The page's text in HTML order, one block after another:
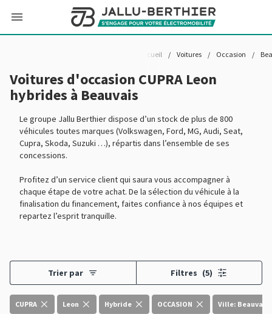
Accueil / Voitures / Occasion /
Voitures d'occasion CUPRA Leon
hybrides à Beauvais
Le groupe Jallu Berthier dispose d’un stock de plus de 800
véhicules toutes marques (Volkswagen, Ford, MG, Audi, Seat,
Cupra, Skoda, Suzuki …), répartis dans l’ensemble de ses
concessions.
Profitez d’un service client qui saura vous accompagner à
chaque étape de votre achat. De la sélection du véhicule à la
finalisation du financement, faites confiance à nos équipes et
repartez l’esprit tranquille.
Trier par Filtres (5)
CUPRA Leon Hybride OCCASION Ville: Beauvais